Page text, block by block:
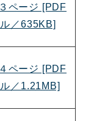
ページ [PDF
／635KB]
ページ [PDF
／1.21MB]